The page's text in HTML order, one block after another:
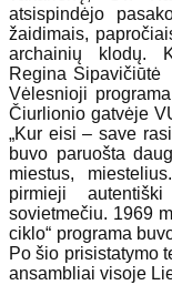
atsispindėjo
žaidimais,
archainių klodų.
Regina Sipavičiūtė
Vėlesnioji
Čiurlionio gatvėje
„Kur eisi – save
buvo paruošta
miestus,
pirmieji
sovietmečiu. 1969
ciklo“ programa
Po šio prisistatymo
ansambliai visoje